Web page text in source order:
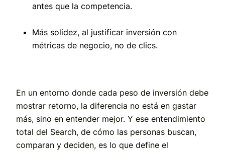
antes que la competencia.
Más solidez, al justificar inversión con
métricas de negocio, no de clics.
En un entorno donde cada peso de inversión debe
mostrar retorno, la diferencia no está en gastar
más, sino en entender mejor. Y ese entendimiento
total del Search, de cómo las personas buscan,
comparan y deciden, es lo que define el